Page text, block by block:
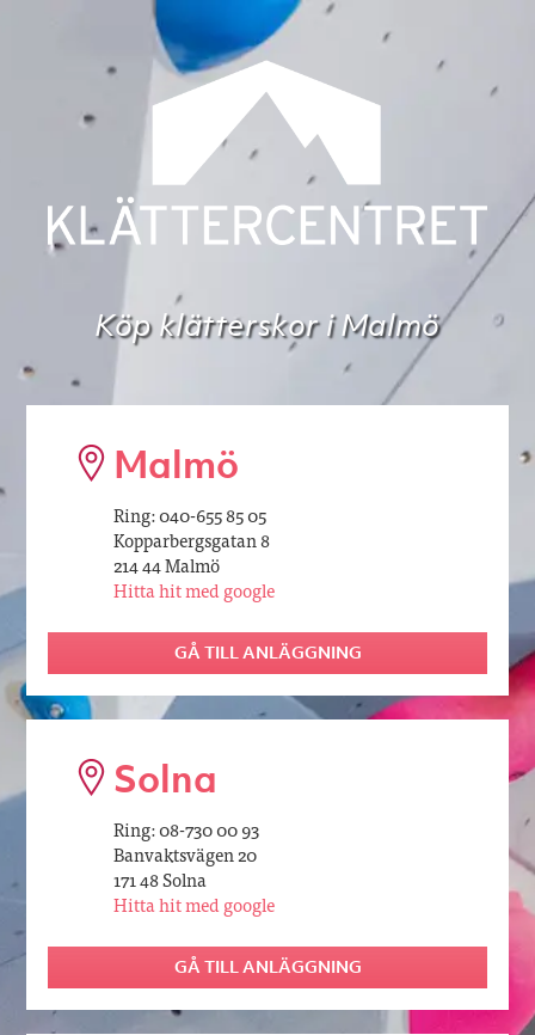
Köp klätterskor i Malmö
Malmö
Ring: 040-655 85 05
Kopparbergsgatan 8
214 44 Malmö
Hitta hit med google
GÅ TILL ANLÄGGNING
Solna
Ring: 08-730 00 93
Banvaktsvägen 20
171 48 Solna
Hitta hit med google
GÅ TILL ANLÄGGNING